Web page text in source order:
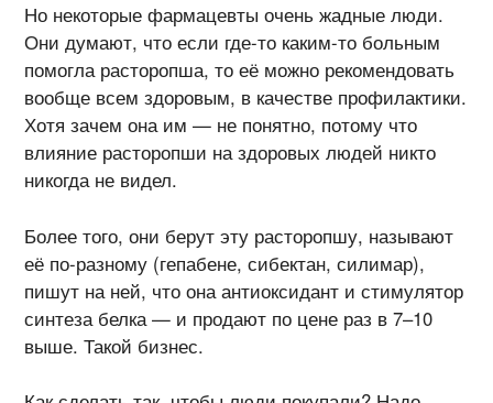
Но некоторые фармацевты очень жадные люди.
Они думают, что если где-то каким-то больным
помогла расторопша, то её можно рекомендовать
вообще всем здоровым, в качестве профилактики.
Хотя зачем она им — не понятно, потому что
влияние расторопши на здоровых людей никто
никогда не видел.
Более того, они берут эту расторопшу, называют
её по-разному (гепабене, сибектан, силимар),
пишут на ней, что она антиоксидант и стимулятор
синтеза белка — и продают по цене раз в 7–10
выше. Такой бизнес.